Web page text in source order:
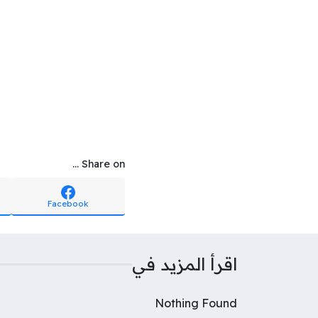
Share on ...
Facebook
اقرأ المزيد في
Nothing Found